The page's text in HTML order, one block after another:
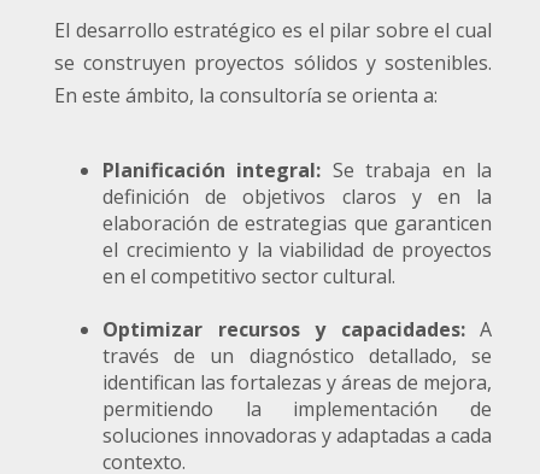
El desarrollo estratégico es el pilar sobre el cual
se construyen proyectos sólidos y sostenibles.
En este ámbito, la consultoría se orienta a:
Planificación integral: Se trabaja en la
definición de objetivos claros y en la
elaboración de estrategias que garanticen
el crecimiento y la viabilidad de proyectos
en el competitivo sector cultural.
Optimizar recursos y capacidades: A
través de un diagnóstico detallado, se
identifican las fortalezas y áreas de mejora,
permitiendo la implementación de
soluciones innovadoras y adaptadas a cada
contexto.